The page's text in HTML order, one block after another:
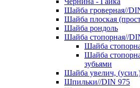
Шайба гроверная//
Шайба плоская
Шайба рондоль
Шайба стопорная//
Шайба
Шайба
зубьями
Шайба увелич,
Шпильки//DIN 975